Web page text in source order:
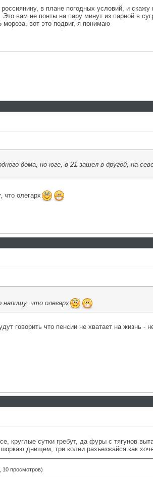
в плане погодных условий, и
Это вам не понты на пару минут из парной в
вот это подвиг, я понимаю
дома, но юге, в 21 зашел в другой, на
что олегарх
что олегарх
говорить что пенсии не хватает на жизнь -
круглые сутки гребут, да фуры с тягунов
днищем, три колеи разъезжайся как
10 просмотров)